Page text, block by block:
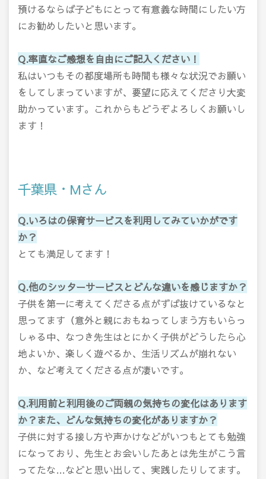
預けるならば子どもにとって有意義な時間にしたい方
にお勧めしたいと思います。
Q.率直なご感想を自由にご記入ください！
私はいつもその都度場所も時間も様々な状況でお願い
をしてしまっていますが、要望に応えてくださり大変
助かっています。これからもどうぞよろしくお願いし
ます！
千葉県・Mさん
Q.いろはの保育サービスを利用してみていかがです
か？
とても満足してます！
Q.他のシッターサービスとどんな違いを感じますか？
子供を第一に考えてくださる点がずば抜けているなと
思ってます（意外と親におもねってしまう方もいらっ
しゃる中、なつき先生はとにかく子供がどうしたら心
地よいか、楽しく遊べるか、生活リズムが崩れない
か、など考えてくださる点が凄いです。
Q.利用前と利用後のご両親の気持ちの変化はあります
か？また、どんな気持ちの変化がありますか？
子供に対する接し方や声かけなどがいつもとても勉強
になっており、先生とお会いしたあとは先生がこう言
ってたな…などと思い出して、実践したりしてます。